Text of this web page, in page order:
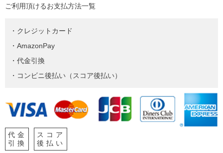
ご利用頂けるお支払方法一覧
・クレジットカード
・AmazonPay
・代金引換
・コンビニ後払い（スコア後払い）
代金
引換
スコア
後払い